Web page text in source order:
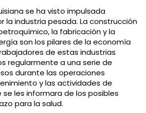
se ha visto impulsada
la industria pesada. La construcción
la fabricación y la
son los pilares de la economía
de estas industrias
regularmente a una serie de
durante las operaciones
y las actividades de
se les informara de los posibles
para la salud.